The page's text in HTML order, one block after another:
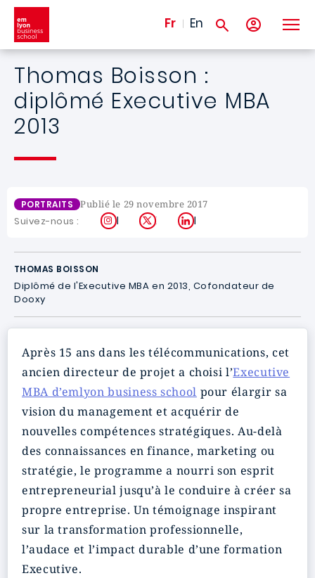
Aller au contenu principal
Fr En
Thomas Boisson :
diplômé Executive MBA
2013
PORTRAITS Publié le 29 novembre 2017
Suivez-nous : Instagram
X LinkedIn
THOMAS BOISSON
Diplômé de l'Executive MBA en 2013, Cofondateur de
Dooxy
Après 15 ans dans les télécommunications, cet
ancien directeur de projet a choisi l’Executive
MBA d’emlyon business school pour élargir sa
vision du management et acquérir de
nouvelles compétences stratégiques. Au-delà
des connaissances en finance, marketing ou
stratégie, le programme a nourri son esprit
entrepreneurial jusqu’à le conduire à créer sa
propre entreprise. Un témoignage inspirant
sur la transformation professionnelle,
l’audace et l’impact durable d’une formation
Executive.